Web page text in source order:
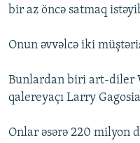
bir az öncə satmaq
Onun əvvəlcə iki
Bunlardan biri art-diler
qalereyaçı Larry
Onlar əsərə 220 milyon